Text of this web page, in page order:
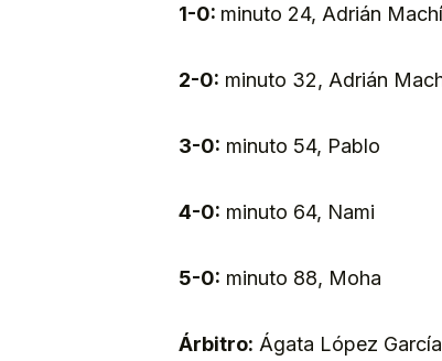
1-0: minuto 24, Adrián
2-0: minuto 32, Adrián
3-0: minuto 54, Pablo
4-0: minuto 64, Nami
5-0: minuto 88, Moha
Árbitro: Ágata López